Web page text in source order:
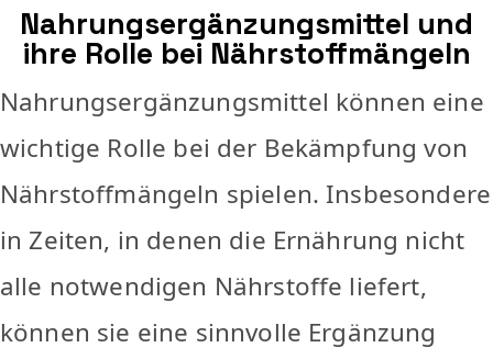
Nahrungsergänzungsmittel und
ihre Rolle bei Nährstoffmängeln
Nahrungsergänzungsmittel können eine
wichtige Rolle bei der Bekämpfung von
Nährstoffmängeln spielen. Insbesondere
in Zeiten, in denen die Ernährung nicht
alle notwendigen Nährstoffe liefert,
können sie eine sinnvolle Ergänzung